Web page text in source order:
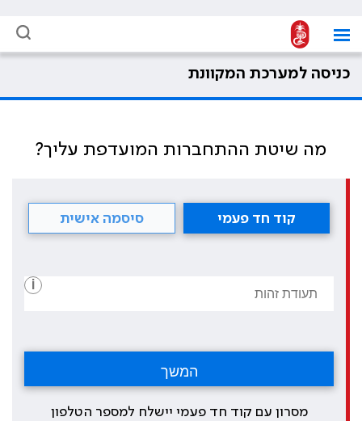
כניסה למערכת המקוונת
מה שיטת ההתחברות המועדפת עליך?
קוד חד פעמי סיסמה אישית
i
מסרון עם קוד חד פעמי יישלח למספר הטלפון